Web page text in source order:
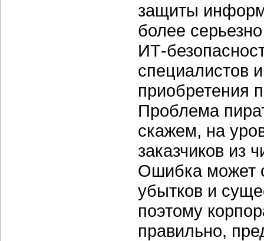
защиты
более
ИТ-
специалистов
приобретения
Проблема
скажем, на
заказчиков из
Ошибка может
убытков и
поэтому
правильно,